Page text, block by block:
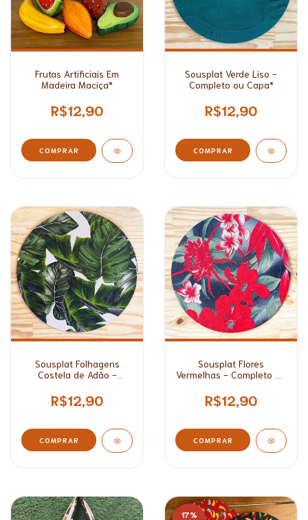
Frutas Artificiais Em
Madeira Maciça*
R$12,90
COMPRAR
Sousplat Verde Liso -
Completo ou Capa*
R$12,90
COMPRAR
Sousplat Folhagens
Costela de Adão -
R$12,90
COMPRAR
Sousplat Flores
Vermelhas - Completo ou
R$12,90
COMPRAR
17%